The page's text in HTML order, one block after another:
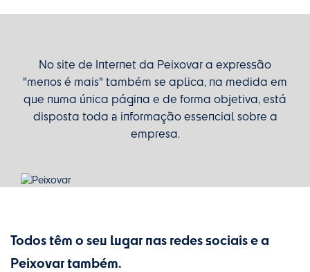
No site de Internet da Peixovar a expressão
"menos é mais" também se aplica, na medida em
que numa única página e de forma objetiva, está
disposta toda a informação essencial sobre a
empresa.
Todos têm o seu lugar nas redes sociais e a
Peixovar também.